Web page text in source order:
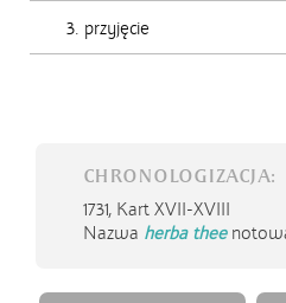
3. przyjęcie
CHRONOLOGIZACJA:
1731, Kart XVII-XVIII
Nazwa herba thee